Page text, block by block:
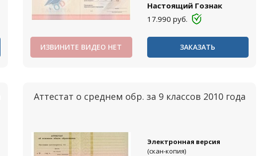
Настоящий Гознак
17.990 руб.
ИЗВИНИТЕ ВИДЕО НЕТ ЗАКАЗАТЬ
Аттестат о среднем обр. за 9 классов 2010 года
Электронная версия
(скан-копия)